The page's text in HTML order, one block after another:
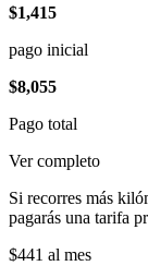
$1,415
pago inicial
$8,055
Pago total
Ver completo
Si recorres más
pagarás una tarifa
$441 al mes